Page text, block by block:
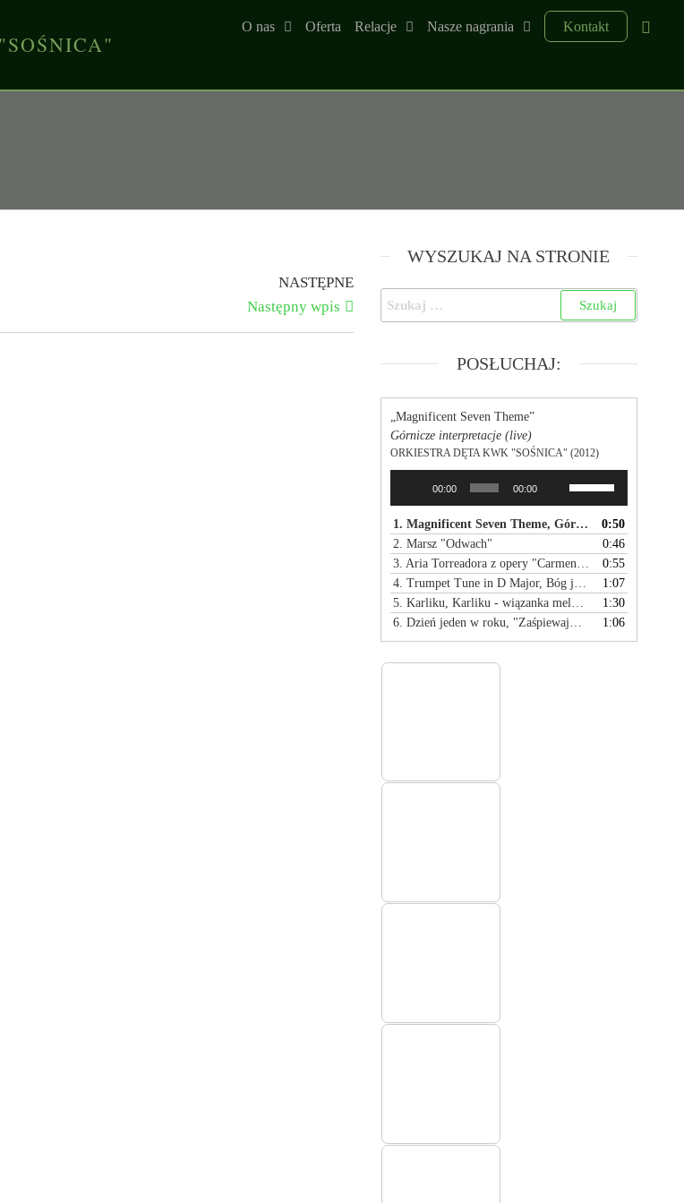
Kontakt
O nas Oferta Relacje Nasze nagrania
NASTĘPNE
Następny wpis
WYSZUKAJ NA STRONIE
POSŁUCHAJ:
„Magnificent Seven Theme”
Górnicze interpretacje (live)
ORKIESTRA DĘTA KWK "SOŚNICA" (2012)
dźwiękowych
00:00 00:00
góry
oraz
do
dołu
aby
zwiększyć
1. Magnificent Seven Theme, Górnicze interpretacje
0:50
2. Marsz "Odwach"
0:46
3. Aria Torreadora z opery "Carmen" - Od marsza do klasyki
0:55
4. Trumpet Tune in D Major, Bóg jest miłością
1:07
5. Karliku, Karliku - wiązanka melodii śląskich
1:30
6. Dzień jeden w roku, "Zaśpiewajmy kolędę"
1:06